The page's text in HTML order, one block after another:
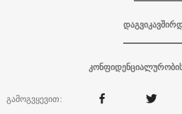
გამოგვყევით: